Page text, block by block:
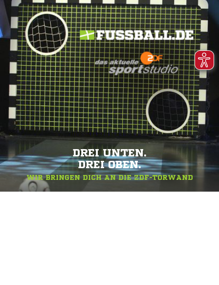
DREI UNTEN.
DREI OBEN.
WIR BRINGEN DICH AN DIE ZDF-TORWAND